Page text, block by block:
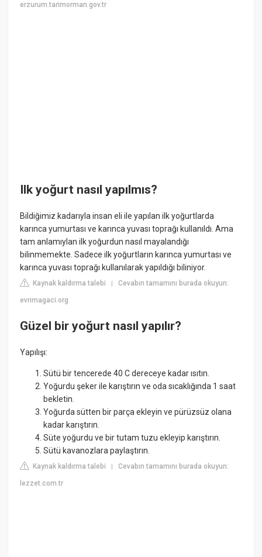
erzurum.tarimorman.gov.tr
Ilk yoğurt nasıl yapılmıs?
Bildiğimiz kadarıyla insan eli ile yapılan ilk yoğurtlarda
karınca yumurtası ve karınca yuvası toprağı kullanıldı. Ama
tam anlamıylan ilk yoğurdun nasıl mayalandığı
bilinmemekte. Sadece ilk yoğurtların karınca yumurtası ve
karınca yuvası toprağı kullanılarak yapıldığı biliniyor.
Kaynak kaldırma talebi |Cevabın tamamını burada okuyun:
evrimagaci.org
Güzel bir yoğurt nasıl yapılır?
Yapılışı:
Sütü bir tencerede 40 C dereceye kadar ısıtın.
Yoğurdu şeker ile karıştırın ve oda sıcaklığında 1 saat
bekletin.
Yoğurda sütten bir parça ekleyin ve pürüzsüz olana
kadar karıştırın.
Süte yoğurdu ve bir tutam tuzu ekleyip karıştırın.
Sütü kavanozlara paylaştırın.
Kaynak kaldırma talebi |Cevabın tamamını burada okuyun:
lezzet.com.tr